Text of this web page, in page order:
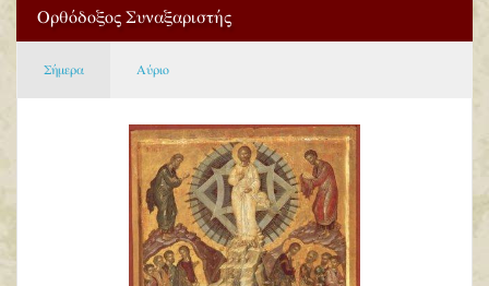
Ορθόδοξος Συναξαριστής
Σήμερα Αύριο